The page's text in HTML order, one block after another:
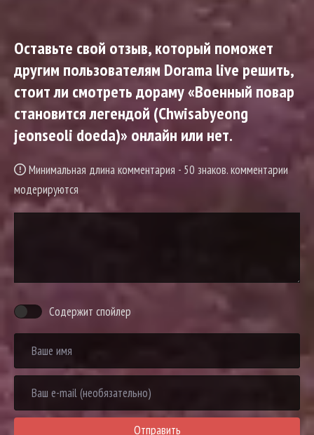
Оставьте свой отзыв, который поможет
другим пользователям Dorama live решить,
стоит ли смотреть дораму «Военный повар
становится легендой (Chwisabyeong
jeonseoli doeda)» онлайн или нет.
Минимальная длина комментария - 50 знаков. комментарии
модерируются
Содержит спойлер
Отправить